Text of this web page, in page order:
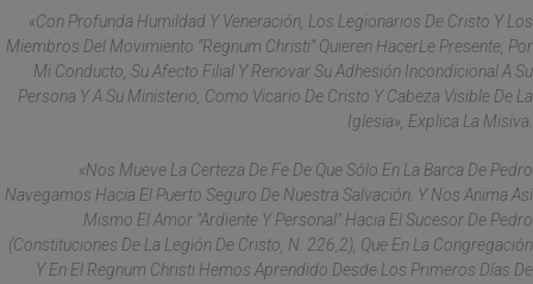
«Con Profunda Humildad Y Veneración, Los Legionarios De Cristo Y Los
Miembros Del Movimiento “Regnum Christi” Quieren HacerLe Presente, Por
Mi Conducto, Su Afecto Filial Y Renovar Su Adhesión Incondicional A Su
Persona Y A Su Ministerio, Como Vicario De Cristo Y Cabeza Visible De La
Iglesia», Explica La Misiva.
«Nos Mueve La Certeza De Fe De Que Sólo En La Barca De Pedro
Navegamos Hacia El Puerto Seguro De Nuestra Salvación. Y Nos Anima Así
Mismo El Amor "ardiente Y Personal" Hacia El Sucesor De Pedro
(Constituciones De La Legión De Cristo, N. 226,2), Que En La Congregación
Y En El Regnum Christi Hemos Aprendido Desde Los Primeros Días De